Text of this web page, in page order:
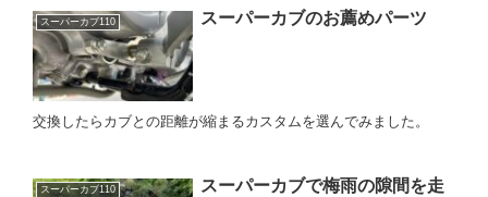
スーパーカブ110 スーパーカブのお薦めパーツ
交換したらカブとの距離が縮まるカスタムを選んでみました。
スーパーカブ110
スーパーカブで梅雨の隙間を走